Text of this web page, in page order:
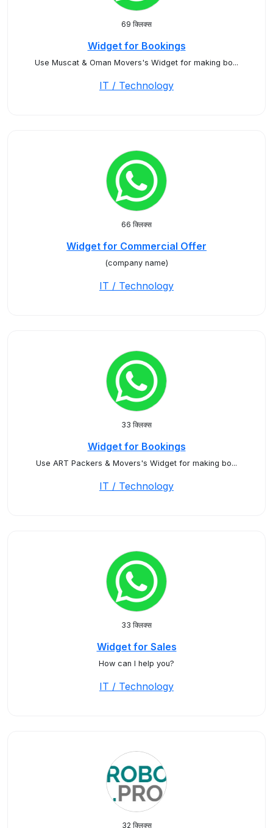
69 क्लिक्स
Widget for Bookings
Use Muscat & Oman Movers's Widget for making bo...
IT / Technology
66 क्लिक्स
Widget for Commercial Offer
(company name)
IT / Technology
33 क्लिक्स
Widget for Bookings
Use ART Packers & Movers's Widget for making bo...
IT / Technology
33 क्लिक्स
Widget for Sales
How can I help you?
IT / Technology
32 क्लिक्स